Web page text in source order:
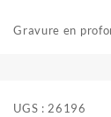
Gravure en
UGS : 26196